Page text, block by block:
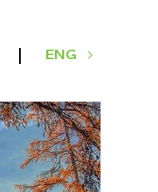
ENG